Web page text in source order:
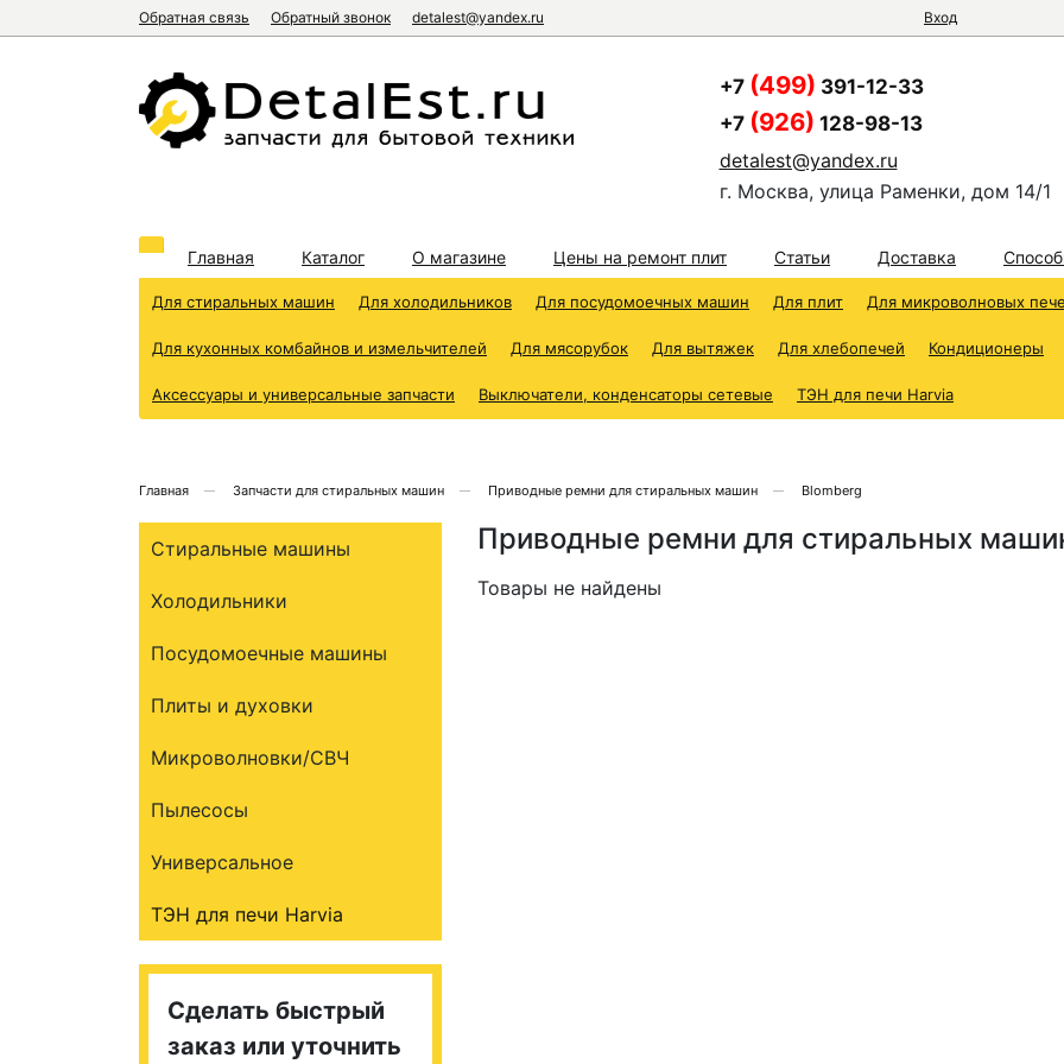
Обратная связь Обратный звонок detalest@yandex.ru Вход
+7 (499) 391-12-33
+7 (926) 128-98-13
detalest@yandex.ru
г. Москва, улица Раменки, дом 14/1
Главная Каталог О магазине Цены на ремонт плит Статьи Доставка
Для стиральных машин Для холодильников Для посудомоечных машин Для плит Для микроволновых
Для кухонных комбайнов и измельчителей Для мясорубок Для вытяжек Для хлебопечей Кондиционеры
Аксессуары и универсальные запчасти Выключатели, конденсаторы сетевые ТЭН для печи Harvia
Главная Запчасти для стиральных машин Приводные ремни для стиральных машин Blomberg
Приводные ремни для стиральных
Товары не найдены
Стиральные машины
Холодильники
Посудомоечные машины
Плиты и духовки
Микроволновки/СВЧ
Пылесосы
Универсальное
ТЭН для печи Harvia
Сделать быстрый
заказ или уточнить